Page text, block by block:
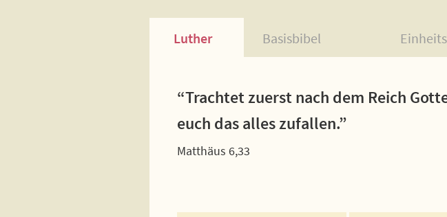
Luther Basisbibel
“Trachtet zuerst nach dem Reich
euch das alles zufallen.”
Matthäus 6,33